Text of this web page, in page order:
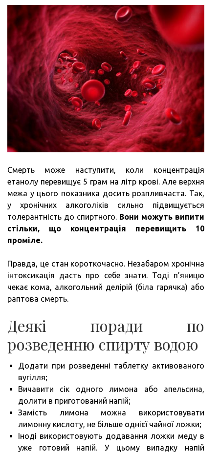
Смерть може наступити, коли концентрація
етанолу перевищує 5 грам на літр крові. Але верхня
межа у цього показника досить розпливчаста. Так,
у хронічних алкоголіків сильно підвищується
толерантність до спиртного. Вони можуть випити
стільки, що концентрація перевищить 10
проміле.
Правда, це стан короткочасно. Незабаром хронічна
інтоксикація дасть про себе знати. Тоді п’яницю
чекає кома, алкогольний делірій (біла гарячка) або
раптова смерть.
Деякі поради по
розведенню спирту водою
Додати при розведенні таблетку активованого
вугілля;
Вичавити сік одного лимона або апельсина,
долити в приготований напій;
Замість лимона можна використовувати
лимонну кислоту, не більше однієї чайної ложки;
Іноді використовують додавання ложки меду в
уже готовий напій. У цьому випадку напій